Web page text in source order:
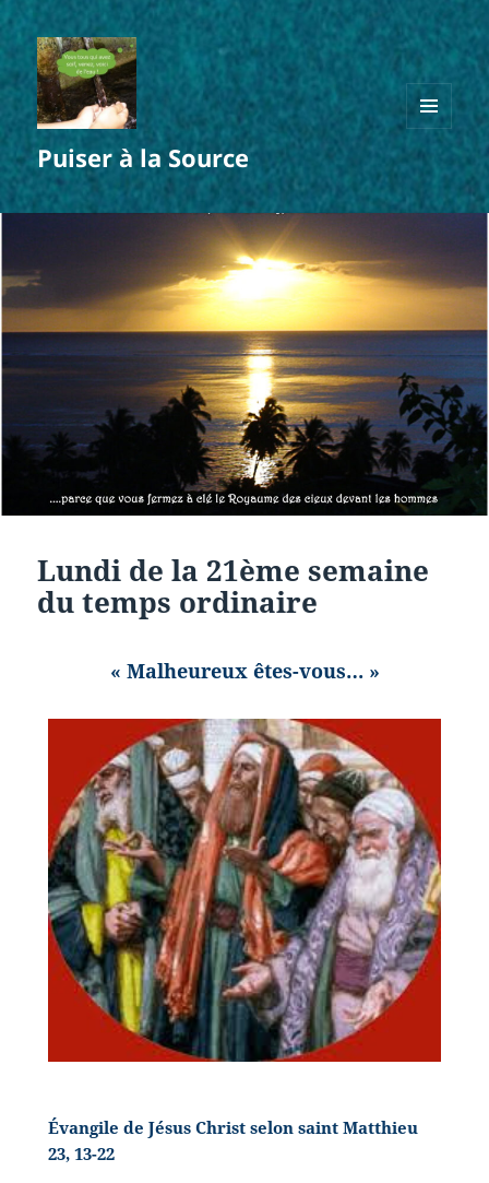
Puiser à la Source
MENU
ET
WIDGETS
Lundi de la 21ème semaine
du temps ordinaire
« Malheureux êtes-vous… »
Évangile de Jésus Christ selon saint Matthieu
23, 13-22